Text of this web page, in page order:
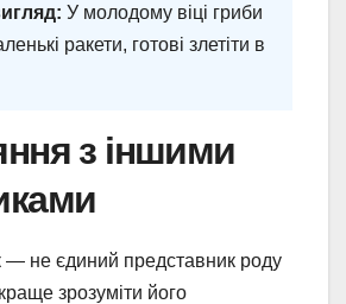
У молодому віці гриби
ракети, готові злетіти в
з іншими
— не єдиний представник роду
зрозуміти його